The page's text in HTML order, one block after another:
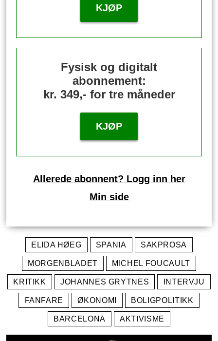
KJØP
Fysisk og digitalt
abonnement:
kr. 349,- for tre måneder
KJØP
Allerede abonnent? Logg inn her
Min side
ELIDA HØEG SPANIA SAKPROSA
MORGENBLADET MICHEL FOUCAULT
KRITIKK JOHANNES GRYTNES INTERVJU
FANFARE ØKONOMI BOLIGPOLITIKK
BARCELONA AKTIVISME